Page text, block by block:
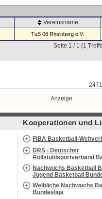
Vereinsname
TuS 08 Rheinberg e.V.
Seite 1 / 1 (1
Anzeige
Kooperationen und
FIBA Basketball-
DRS - Deutscher
Rollstuhlsportverband
Nachwuchs Basketball
Jugend Basketball
Weibliche Nachwuchs
Bundesliga